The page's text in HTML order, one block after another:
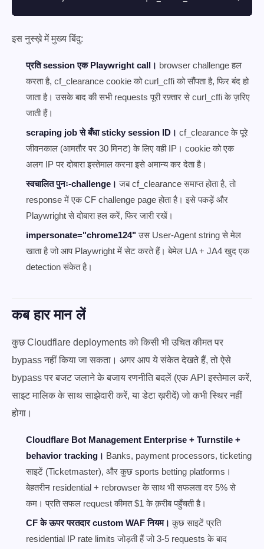
इस नुस्ख़े में मुख्य बिंदु:
प्रति session एक Playwright call। browser challenge हल
करता है, cf_clearance cookie को curl_cffi को सौंपता है, फिर बंद हो
जाता है। उसके बाद की सभी requests पूरी रफ़्तार से curl_cffi के ज़रिए
जाती हैं।
scraping job से बँधा sticky session ID। cf_clearance के पूरे
जीवनकाल (आमतौर पर 30 मिनट) के लिए वही IP। cookie को एक
अलग IP पर दोबारा इस्तेमाल करना इसे अमान्य कर देता है।
स्वचालित पुनः-challenge। जब cf_clearance समाप्त होता है, तो
response में एक CF challenge page होता है। इसे पकड़ें और
Playwright से दोबारा हल करें, फिर जारी रखें।
impersonate="chrome124" उस User-Agent string से मेल
खाता है जो आप Playwright में सेट करते हैं। बेमेल UA + JA4 खुद एक
detection संकेत है।
कब हार मान लें
कुछ Cloudflare deployments को किसी भी उचित कीमत पर
bypass नहीं किया जा सकता। अगर आप ये संकेत देखते हैं, तो ऐसे
bypass पर बजट जलाने के बजाय रणनीति बदलें (एक API इस्तेमाल करें,
साइट मालिक के साथ साझेदारी करें, या डेटा ख़रीदें) जो कभी स्थिर नहीं
होगा।
Cloudflare Bot Management Enterprise + Turnstile +
behavior tracking। Banks, payment processors, ticketing
साइटें (Ticketmaster), और कुछ sports betting platforms।
बेहतरीन residential + rebrowser के साथ भी सफलता दर 5% से
कम। प्रति सफल request कीमत $1 के क़रीब पहुँचती है।
CF के ऊपर परतदार custom WAF नियम। कुछ साइटें प्रति
residential IP rate limits जोड़ती हैं जो 3-5 requests के बाद